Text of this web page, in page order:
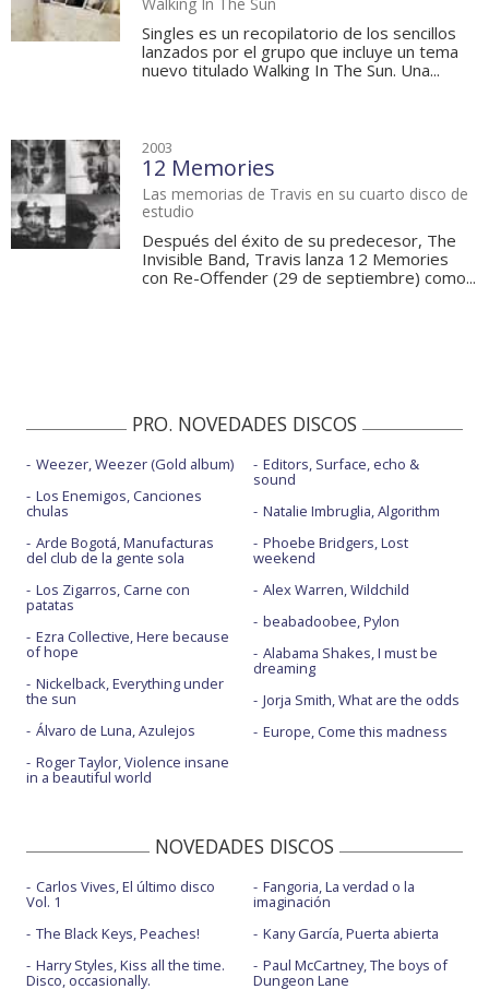
Singles es un recopilatorio de los sencillos
lanzados por el grupo que incluye un tema
nuevo titulado Walking In The Sun. Una...
2003
12 Memories
Las memorias de Travis en su cuarto disco de
estudio
Después del éxito de su predecesor, The
Invisible Band, Travis lanza 12 Memories
con Re-Offender (29 de septiembre) como...
PRO. NOVEDADES DISCOS
Weezer, Weezer (Gold album)
Los Enemigos, Canciones
chulas
Arde Bogotá, Manufacturas
del club de la gente sola
Los Zigarros, Carne con
patatas
Ezra Collective, Here because
of hope
Nickelback, Everything under
the sun
Álvaro de Luna, Azulejos
Roger Taylor, Violence insane
in a beautiful world
Editors, Surface, echo &
sound
Natalie Imbruglia, Algorithm
Phoebe Bridgers, Lost
weekend
Alex Warren, Wildchild
beabadoobee, Pylon
Alabama Shakes, I must be
dreaming
Jorja Smith, What are the odds
Europe, Come this madness
NOVEDADES DISCOS
Carlos Vives, El último disco
Vol. 1
The Black Keys, Peaches!
Harry Styles, Kiss all the time.
Disco, occasionally.
Fangoria, La verdad o la
imaginación
Kany García, Puerta abierta
Paul McCartney, The boys of
Dungeon Lane